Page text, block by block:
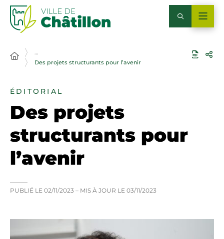
…
Des projets structurants pour l’avenir
ÉDITORIAL
Des projets
structurants pour
l’avenir
PUBLIÉ LE 02/11/2023 – MIS À JOUR LE 03/11/2023